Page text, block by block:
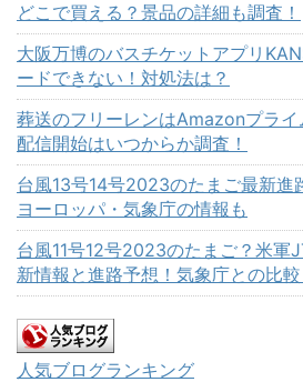
どこで買える？景品の詳細も調査！
大阪万博のバスチケットアプリ
ードできない！対処法は？
葬送のフリーレンはAmazonプラ
配信開始はいつからか調査！
台風13号14号2023のたまご最新進
ヨーロッパ・気象庁の情報も
台風11号12号2023のたまご？米軍
新情報と進路予想！気象庁との比較
人気ブログランキング